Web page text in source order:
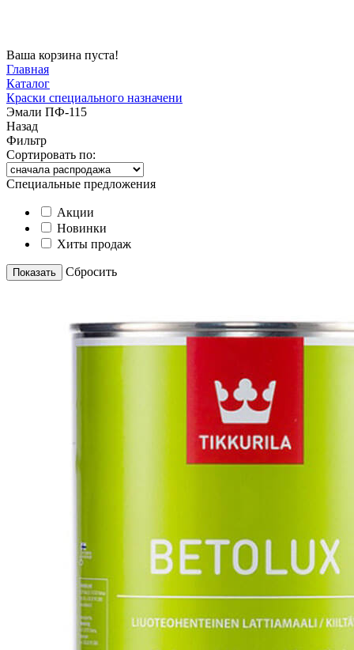
Ваша корзина пуста!
Главная
Каталог
Краски специального назначени
Эмали ПФ-115
Назад
Фильтр
Сортировать по:
Специальные предложения
Акции
Новинки
Хиты продаж
Показать Cбросить